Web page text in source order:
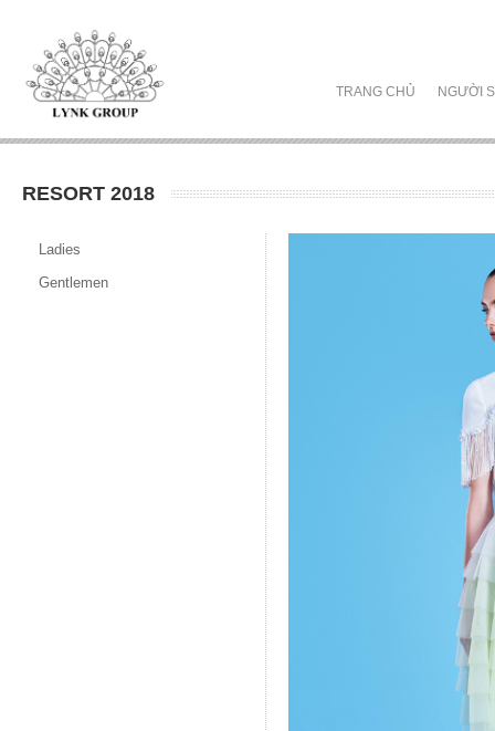
TRANG CHỦ NGƯỜI
RESORT 2018
Ladies
Gentlemen